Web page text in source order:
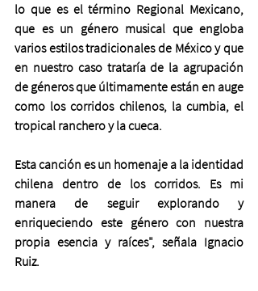
lo que es el término Regional Mexicano,
que es un género musical que engloba
varios estilos tradicionales de México y que
en nuestro caso trataría de la agrupación
de géneros que últimamente están en auge
como los corridos chilenos, la cumbia, el
tropical ranchero y la cueca.
Esta canción es un homenaje a la identidad
chilena dentro de los corridos. Es mi
manera de seguir explorando y
enriqueciendo este género con nuestra
propia esencia y raíces", señala Ignacio
Ruiz.